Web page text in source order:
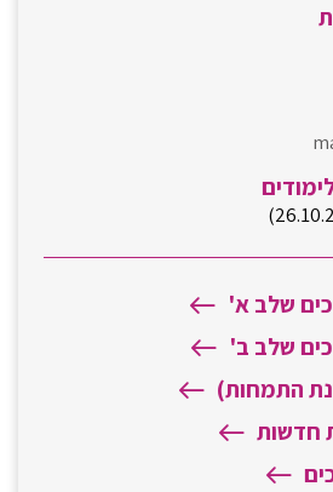
שלב א'
שלב ב'
התמחות)
חדשות